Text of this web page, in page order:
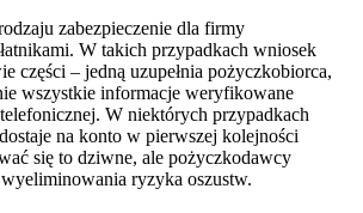
zabezpieczenie dla firmy
W takich przypadkach wniosek
części – jedną uzupełnia pożyczkobiorca,
wszystkie informacje weryfikowane
W niektórych przypadkach
na konto w pierwszej kolejności
się to dziwne, ale pożyczkodawcy
ryzyka oszustw.